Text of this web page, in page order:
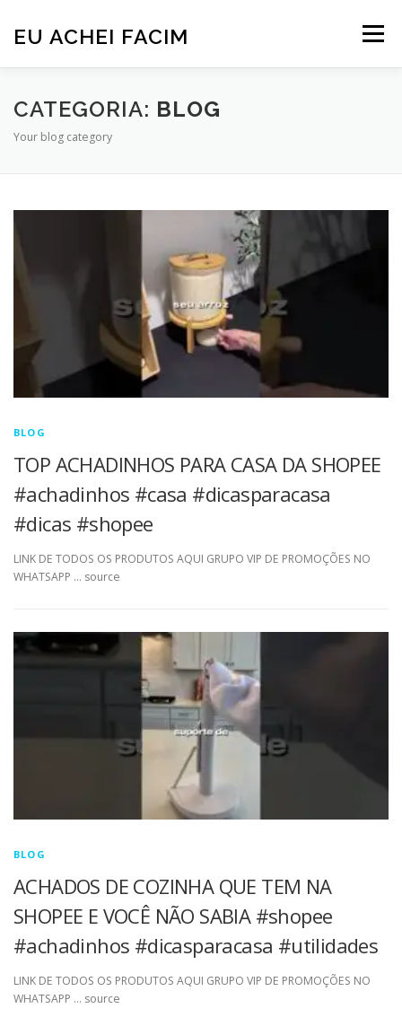
EU ACHEI FACIM Menu
CATEGORIA: BLOG
Your blog category
BLOG
TOP ACHADINHOS PARA CASA DA SHOPEE
#achadinhos #casa #dicasparacasa
#dicas #shopee
LINK DE TODOS OS PRODUTOS AQUI GRUPO VIP DE PROMOÇÕES NO
WHATSAPP … source
BLOG
ACHADOS DE COZINHA QUE TEM NA
SHOPEE E VOCÊ NÃO SABIA #shopee
#achadinhos #dicasparacasa #utilidades
LINK DE TODOS OS PRODUTOS AQUI GRUPO VIP DE PROMOÇÕES NO
WHATSAPP … source